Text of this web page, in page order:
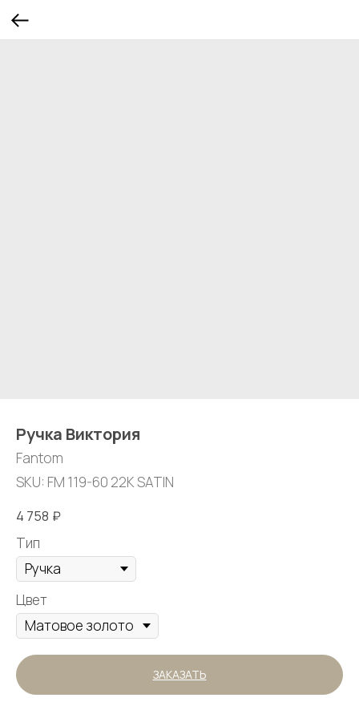
Ручка Виктория
Fantom
SKU: FM 119-60 22K SATIN
4 758 ₽
Тип
Цвет
ЗАКАЗАТЬ